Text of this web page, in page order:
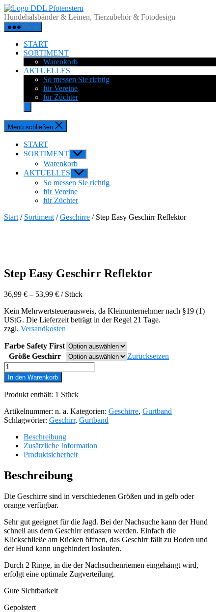
Zum
Inhalt
springen
Pfotenstern
Hundehalsbänder & Leinen, Tierzubehör & Fotodesign
Menü
START
SORTIMENT
Warenkorb
AKTUELLES
So messen Sie richtig
für Vereine
für Züchter
Menü schließen
START
SORTIMENT Untermenü
anzeigen
Warenkorb
AKTUELLES Untermenü
anzeigen
So messen Sie richtig
für Vereine
für Züchter
Start / Sortiment /Geschirre / Step Easy Geschirr Reflektor
Step Easy Geschirr Reflektor
36,99 € – 53,99 € / Stück
Kein Mehrwertsteuerausweis, da Kleinunternehmer nach §19 (1)
UStG. Die Lieferzeit beträgt in der Regel 21 Tage.
zzgl. Versandkosten
Farbe Safety First
Größe Geschirr
Zurücksetzen
Step
Easy
Geschirr
Reflektor
In den Warenkorb
Produkt enthält: 1 Stück
Artikelnummer: n. a. Kategorien: Geschirre, Gurtband
Schlagwörter: Geschirr, Gurtband
Beschreibung
Zusätzliche Information
Produktsicherheit
Beschreibung
Die Geschirre sind in verschiedenen Größen und in gelb oder
orange verfügbar.
Sehr gut geeignet für die Jagd. Bei der Nachsuche kann der Hund
schnell aus dem Geschirr entlassen werden. Einfach die
Klickschließe am Rücken öffnen, das Geschirr fällt zu Boden und
der Hund kann ungehindert loslaufen.
Durch 2 Ringe, in die der Nachsuchenriemen eingehängt wird,
erfolgt eine optimale Zugverteilung.
Gute Sichtbarkeit
Gepolstert